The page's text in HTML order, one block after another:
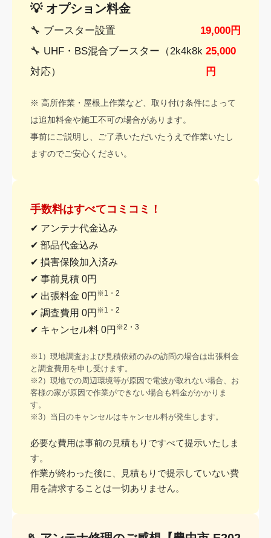
💡 オプション料金
🔧 ブースター設置
19,000円
🔧 UHF・BS混合ブースター（2k4k8k
対応）
25,000
円
※ 高所作業・屋根上作業など、取り付け条件によって
は追加料金や施工不可の場合があります。
事前にご説明し、ご了承いただいたうえで作業いたし
ますのでご安心ください。
手数料はすべてコミコミ！
✔ アンテナ代金込み
✔ 部品代金込み
✔ 損害保険加入済み
✔ 事前見積 0円
✔ 出張料金 0円 ※1・2
✔ 調査費用 0円 ※1・2
✔ キャンセル料 0円 ※2・3
※1）現地調査および見積依頼のみの訪問の場合は出張料金
と調査費用を申し受けます。
※2）現地での周辺環境等が原因で電波が取れない場合、お
客様の家が原因で作業ができない場合も料金がかかりま
す。
※3）当日のキャンセルはキャンセル料が発生します。
必要な費用は事前の見積もりですべて提示いたしま
す。
作業が終わった後に、見積もりで提示していない費
用を請求することは一切ありません。